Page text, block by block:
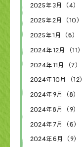
2025年3月（4）
2025年2月（10）
2025年1月（6）
2024年12月（11）
2024年11月（7）
2024年10月（12）
2024年9月（8）
2024年8月（9）
2024年7月（6）
2024年6月（9）